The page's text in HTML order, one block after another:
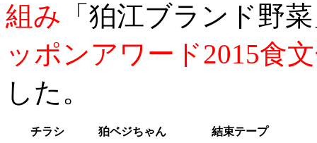
組み 「狛江ブランド野
ッポンアワード2015食
した。
チラシ 狛ベジちゃん 結束テープ